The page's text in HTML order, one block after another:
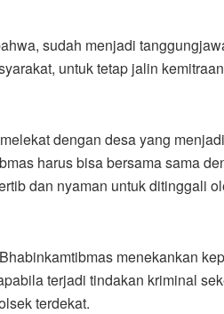
sudah menjadi
untuk tetap jalin
dengan desa yang
harus bisa bersama sama
dan nyaman untuk ditinggali
menekankan
terjadi tindakan kriminal
terdekat.